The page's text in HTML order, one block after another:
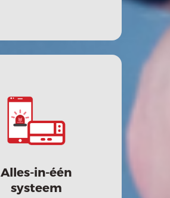
Alles-in-één
systeem